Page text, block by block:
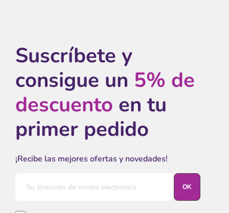
Suscríbete y
consigue un 5% de
descuento en tu
primer pedido
¡Recibe las mejores ofertas y novedades!